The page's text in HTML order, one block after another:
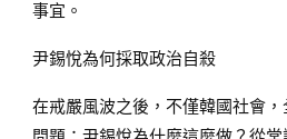
事宜。
尹錫悅為何採取政治自殺
在戒嚴風波之後，不僅韓國社會